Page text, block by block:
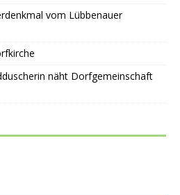
vom Lübbenauer
näht Dorfgemeinschaft